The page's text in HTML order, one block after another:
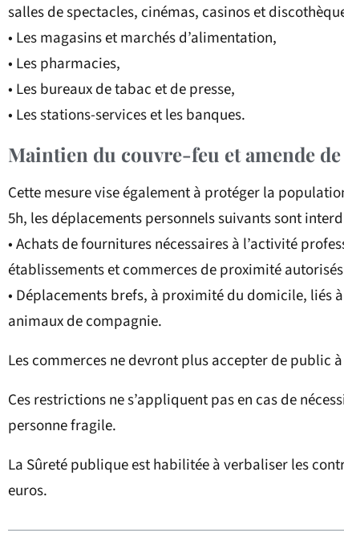
salles de spectacles, cinémas, casinos et
• Les magasins et marchés d’alimentation,
• Les pharmacies,
• Les bureaux de tabac et de presse,
• Les stations-services et les banques.
Maintien du couvre-feu et amende
Cette mesure vise également à protéger la
5h, les déplacements personnels suivants sont
• Achats de fournitures nécessaires à l’activité
établissements et commerces de proximité
• Déplacements brefs, à proximité du domicile, liés
animaux de compagnie.
Les commerces ne devront plus accepter de public
Ces restrictions ne s’appliquent pas en cas de
personne fragile.
La Sûreté publique est habilitée à verbaliser les
euros.